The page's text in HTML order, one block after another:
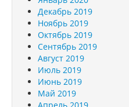
Декабрь 2019
Ноябрь 2019
Октябрь 2019
Сентябрь 2019
Август 2019
Июль 2019
Июнь 2019
Май 2019